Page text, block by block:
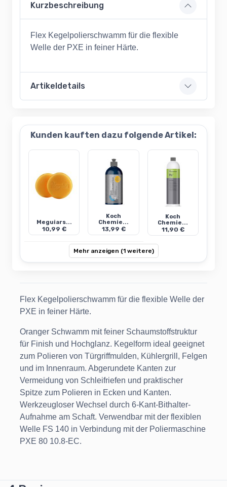
Kurzbeschreibung
Flex Kegelpolierschwamm für die flexible
Welle der PXE in feiner Härte.
Artikeldetails
Kunden kauften dazu folgende Artikel:
Meguiars...
10,99 €
Koch
Chemie...
13,99 €
Koch
Chemie...
11,90 €
Mehr anzeigen (1 weitere)
Flex Kegelpolierschwamm für die flexible Welle der
PXE in feiner Härte.
Oranger Schwamm mit feiner Schaumstoffstruktur
für Finish und Hochglanz. Kegelform ideal geeignet
zum Polieren von Türgriffmulden, Kühlergrill, Felgen
und im Innenraum. Abgerundete Kanten zur
Vermeidung von Schleifriefen und praktischer
Spitze zum Polieren in Ecken und Kanten.
Werkzeugloser Wechsel durch 6-Kant-Bithalter-
Aufnahme am Schaft. Verwendbar mit der flexiblen
Welle FS 140 in Verbindung mit der Poliermaschine
PXE 80 10.8-EC.